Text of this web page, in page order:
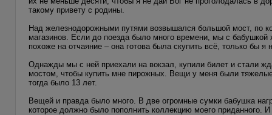
такому привету с родины.
Над железнодорожными путями возвышался большой мост, по
магазинов. Если до поезда было много времени, мы с
похоже на отчаяние – она готова была скупить всё, только бы я
Однажды мы с ней приехали на вокзал, купили билет и стали
мостом, чтобы купить мне пирожных. Вещи у меня были
тогда было 13 лет.
Вещей и правда было много. В две огромные сумки бабушка
которое должно было пополнить коллекцию моего приданного.